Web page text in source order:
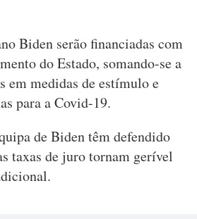
Biden serão financiadas com
do Estado, somando-se a
em medidas de estímulo e
para a Covid-19.
de Biden têm defendido
taxas de juro tornam gerível